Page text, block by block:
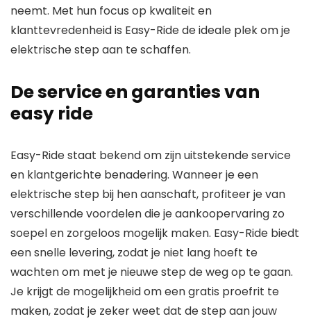
neemt. Met hun focus op kwaliteit en
klanttevredenheid is Easy-Ride de ideale plek om je
elektrische step aan te schaffen.
De service en garanties van
easy ride
Easy-Ride staat bekend om zijn uitstekende service
en klantgerichte benadering. Wanneer je een
elektrische step bij hen aanschaft, profiteer je van
verschillende voordelen die je aankoopervaring zo
soepel en zorgeloos mogelijk maken. Easy-Ride biedt
een snelle levering, zodat je niet lang hoeft te
wachten om met je nieuwe step de weg op te gaan.
Je krijgt de mogelijkheid om een gratis proefrit te
maken, zodat je zeker weet dat de step aan jouw